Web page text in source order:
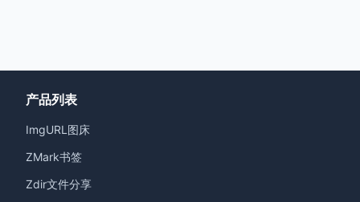
产品列表
ImgURL图床
ZMark书签
Zdir文件分享